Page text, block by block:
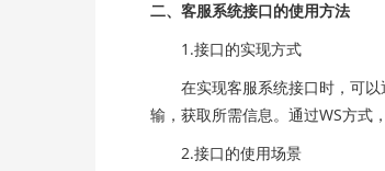
二、客服系统接口的使用方法
1.接口的实现方式
在实现客服系统接口时，可以
输，获取所需信息。通过WS方式
2.接口的使用场景